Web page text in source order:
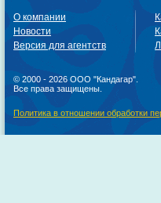
О компании
Новости
Версия для агентств
© 2000 - 2026 ООО "Кандагар".
Все права защищены.
Политика в отношении обработки